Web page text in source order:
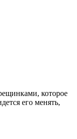
которое
его менять,